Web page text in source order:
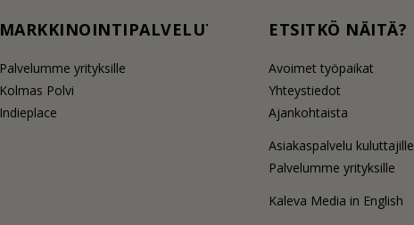
MARKKINOINTIPALVELUT
Palvelumme yrityksille
Kolmas Polvi
Indieplace
ETSITKÖ NÄITÄ?
Avoimet työpaikat
Yhteystiedot
Ajankohtaista
Asiakaspalvelu kuluttajille
Palvelumme yrityksille
Kaleva Media in English